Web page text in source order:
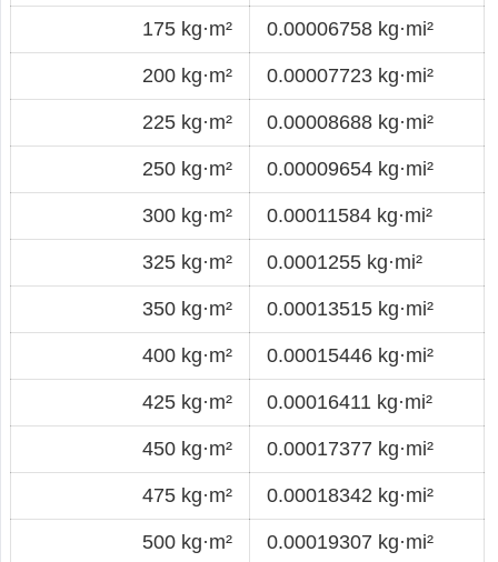
175 kg·m² 0.00006758 kg·mi²
200 kg·m² 0.00007723 kg·mi²
225 kg·m² 0.00008688 kg·mi²
250 kg·m² 0.00009654 kg·mi²
300 kg·m² 0.00011584 kg·mi²
325 kg·m² 0.0001255 kg·mi²
350 kg·m² 0.00013515 kg·mi²
400 kg·m² 0.00015446 kg·mi²
425 kg·m² 0.00016411 kg·mi²
450 kg·m² 0.00017377 kg·mi²
475 kg·m² 0.00018342 kg·mi²
500 kg·m² 0.00019307 kg·mi²